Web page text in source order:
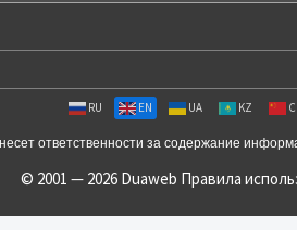
RU EN UA KZ
ответственности за содержание
© 2001 — 2026 Duaweb Правила